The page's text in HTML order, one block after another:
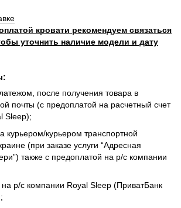
кровати рекомендуем связаться
уточнить наличие модели и дату
после получения товара в
почты (с предоплатой на расчетный счет
Sleep);
курьером/курьером транспортной
(при заказе услуги “Адресная
также с предоплатой на р/с компании
р/с компании Royal Sleep (ПриватБанк